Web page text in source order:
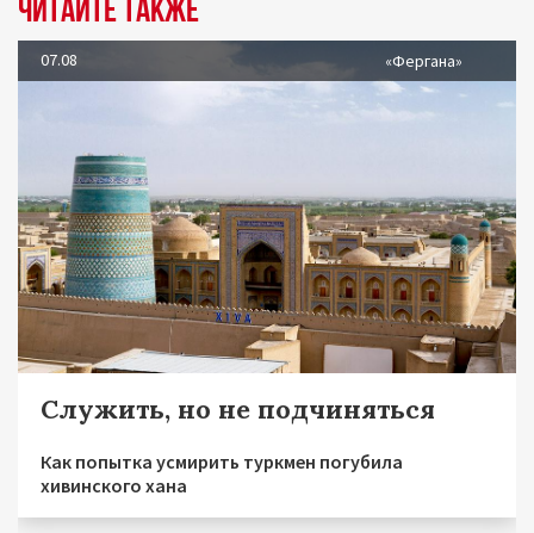
Читайте также
07.08 «Фергана»
Служить, но не подчиняться
Как попытка усмирить туркмен погубила
хивинского хана